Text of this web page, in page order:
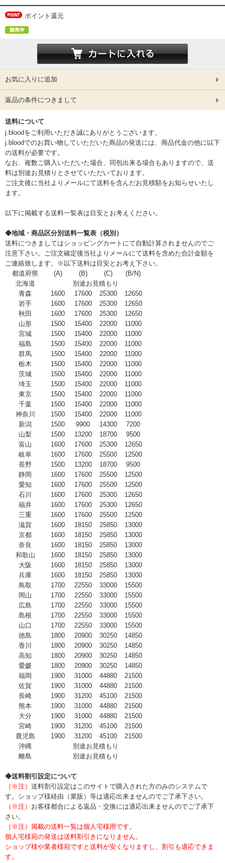
ポイント還元
お気に入りに追加
返品の条件につきまして
送料について
j.bloodをご利用いただき誠にありがとうございます。
j.bloodでのお買い物していただいた商品の発送には、商品代金の他に以下
の送料が必要です。
なお、複数ご購入いただいた場合、同包出来る場合もありますので、送
料は別途お見積りとさせていただいております。
ご注文後に当社よりメールにて送料を含んだお見積額をお知らせいたし
ます。
以下に掲載する送料一覧表は目安とお考えください。
◆地域・商品区分別送料一覧表（税別）
送料につきましてはショッピングカートにて自動計算されませんのでご
注意下さい。ご注文確定後当社よりメールにて送料を含めた合計金額を
ご連絡致します。※以下送料は目安とお考え下さい。
都道府県
(A) (B) (C)
(B/N)
北海道
別途お見積もり
青森
1600 17600 25300
12650
岩手
1600 17600 25300
12650
秋田
1600 17600 25300
12650
山形
1500 15400 22000
11000
宮城
1500 15400 22000
11000
福島
1500 15400 22000
11000
群馬
1500 15400 22000
11000
栃木
1500 15400 22000
11000
茨城
1500 15400 22000
11000
埼玉
1500 15400 22000
11000
東京
1500 15400 22000
11000
千葉
1500 15400 22000
11000
神奈川
1500 15400 22000
11000
新潟
1500 9900 14300
7200
山梨
1500 13200 18700
9500
富山
1600 17600 25300
12650
岐阜
1600 17600 25500
12500
長野
1500 13200 18700
9500
静岡
1600 17600 25500
12500
愛知
1600 17600 25500
12500
石川
1600 17600 25300
12650
福井
1600 17600 25300
12650
三重
1600 17600 25500
12500
滋賀
1600 18150 25850
13000
京都
1600 18150 25850
13000
奈良
1600 18150 25850
13000
和歌山
1600 18150 25850
13000
大阪
1600 18150 25850
13000
兵庫
1600 18150 25850
13000
鳥取
1700 22550 33000
15500
岡山
1700 22550 33000
15500
広島
1700 22550 33000
15500
島根
1700 22550 33000
15500
山口
1700 22550 33000
15500
徳島
1800 20900 30250
14850
香川
1800 20900 30250
14850
高知
1800 20900 30250
14850
愛媛
1800 20900 30250
14850
福岡
1900 31000 44880
21500
佐賀
1900 31000 44880
21500
長崎
1900 31200 45100
21500
熊本
1900 31000 44880
21500
大分
1900 31000 44880
21500
宮崎
1900 31200 45100
21500
鹿児島
1900 31200 45100
21500
沖縄
別途お見積もり
離島
別途お見積もり
◆送料割引設定について
（※注） 送料割引設定はこのサイトで購入された方のみのシステムで
す。ショップ様経由（業販）等は適応出来ませんのでご了承下さい。
（※注） お客様都合による返品・交換には適応出来ませんのでご了承下
さい。
（※注）掲載の送料一覧は個人宅様用です。
個人宅様宛の発送は送料割引きになりません。
ショップ様や業者様宛ですと送料が安くなりますし、割引も適応できま
す。